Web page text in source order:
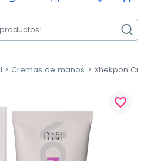
Cremas de manos Xhekpon
favorite_border